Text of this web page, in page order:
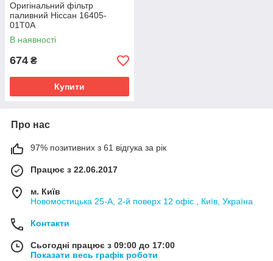
Оригінальний фільтр
паливний Ніссан 16405-
01T0A
В наявності
674 ₴
Купити
Про нас
97% позитивних з 61 відгука за рік
Працює з 22.06.2017
м. Київ
Новомостицька 25-А, 2-й поверх 12 офіс., Київ, Україна
Контакти
Сьогодні працює з 09:00 до 17:00
Показати весь графік роботи